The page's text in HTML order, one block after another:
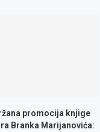
promocija knjige
Branka Marijanovića: